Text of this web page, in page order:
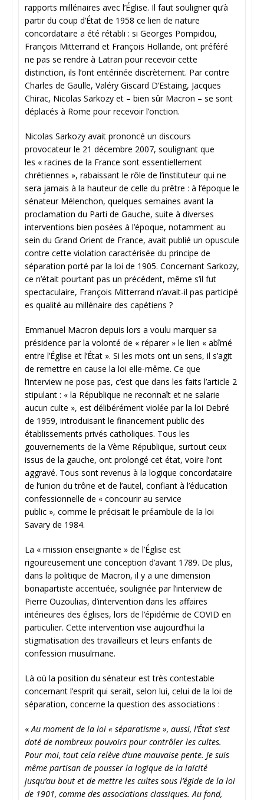
rapports millénaires avec l’Église. Il faut souligner qu’à
partir du coup d’État de 1958 ce lien de nature
concordataire a été rétabli : si Georges Pompidou,
François Mitterrand et François Hollande, ont préféré
ne pas se rendre à Latran pour recevoir cette
distinction, ils l’ont entérinée discrètement. Par contre
Charles de Gaulle, Valéry Giscard D’Estaing, Jacques
Chirac, Nicolas Sarkozy et – bien sûr Macron – se sont
déplacés à Rome pour recevoir l’onction.
Nicolas Sarkozy avait prononcé un discours
provocateur le 21 décembre 2007, soulignant que
les « racines de la France sont essentiellement
chrétiennes », rabaissant le rôle de l’instituteur qui ne
sera jamais à la hauteur de celle du prêtre : à l’époque le
sénateur Mélenchon, quelques semaines avant la
proclamation du Parti de Gauche, suite à diverses
interventions bien posées à l’époque, notamment au
sein du Grand Orient de France, avait publié un opuscule
contre cette violation caractérisée du principe de
séparation porté par la loi de 1905. Concernant Sarkozy,
ce n’était pourtant pas un précédent, même s’il fut
spectaculaire, François Mitterrand n’avait-il pas participé
es qualité au millénaire des capétiens ?
Emmanuel Macron depuis lors a voulu marquer sa
présidence par la volonté de « réparer » le lien « abîmé
entre l’Église et l’État ». Si les mots ont un sens, il s’agit
de remettre en cause la loi elle-même. Ce que
l’interview ne pose pas, c’est que dans les faits l’article 2
stipulant : « la République ne reconnaît et ne salarie
aucun culte », est délibérément violée par la loi Debré
de 1959, introduisant le financement public des
établissements privés catholiques. Tous les
gouvernements de la Vème République, surtout ceux
issus de la gauche, ont prolongé cet état, voire l’ont
aggravé. Tous sont revenus à la logique concordataire
de l’union du trône et de l’autel, confiant à l’éducation
confessionnelle de « concourir au service
public », comme le précisait le préambule de la loi
Savary de 1984.
La « mission enseignante » de l’Église est
rigoureusement une conception d’avant 1789. De plus,
dans la politique de Macron, il y a une dimension
bonapartiste accentuée, soulignée par l’interview de
Pierre Ouzoulias, d’intervention dans les affaires
intérieures des églises, lors de l’épidémie de COVID en
particulier. Cette intervention vise aujourd’hui la
stigmatisation des travailleurs et leurs enfants de
confession musulmane.
Là où la position du sénateur est très contestable
concernant l’esprit qui serait, selon lui, celui de la loi de
séparation, concerne la question des associations :
« Au moment de la loi « séparatisme », aussi, l’État s’est
doté de nombreux pouvoirs pour contrôler les cultes.
Pour moi, tout cela relève d’une mauvaise pente. Je suis
même partisan de pousser la logique de la laïcité
jusqu’au bout et de mettre les cultes sous l’égide de la loi
de 1901, comme des associations classiques. Au fond,